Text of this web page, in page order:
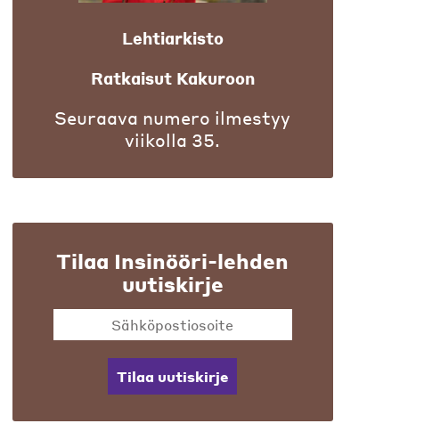
Lehtiarkisto
Ratkaisut Kakuroon
Seuraava numero ilmestyy
viikolla 35.
Tilaa Insinööri-lehden
uutiskirje
Tilaa uutiskirje